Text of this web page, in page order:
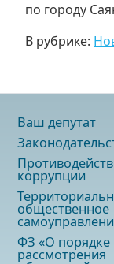
по городу
В рубрике:
Ваш депутат
коррупции
общественное
ФЗ «О порядке
рассмотрения